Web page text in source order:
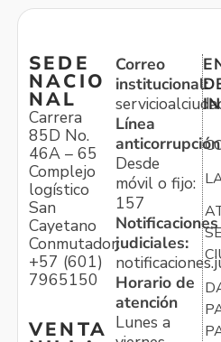
SEDE
NACIO
NAL
Carrera
85D No.
46A – 65
Complejo
logístico
San
Cayetano
Conmutador:
+57 (601)
7965150
VENTA
Correo
institucional:
Línea
Desde
móvil o fijo:
157
Notificaciones
judiciales:
Horario de
atención
Lunes a